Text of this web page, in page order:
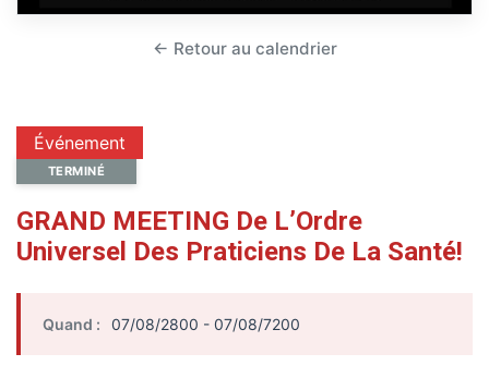
Événement
TERMINÉ
GRAND MEETING De L’Ordre
Universel Des Praticiens De La Santé!
Quand : 07/08/2800 - 07/08/7200
← Retour au calendrier